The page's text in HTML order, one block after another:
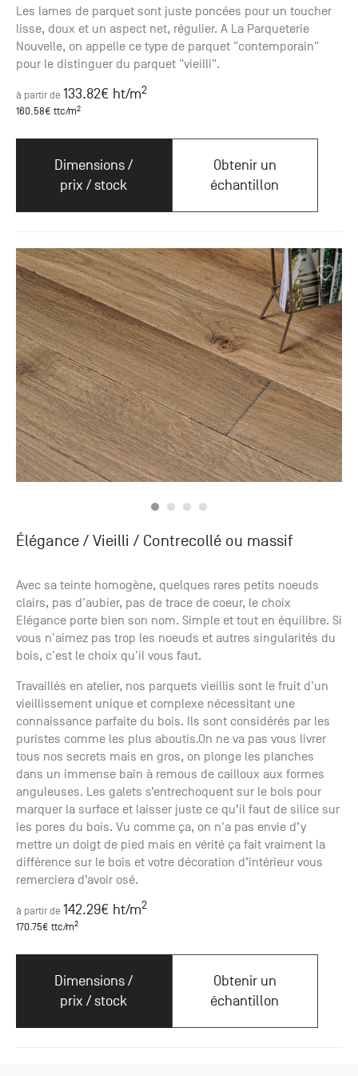
Les lames de parquet sont juste poncées pour un toucher
lisse, doux et un aspect net, régulier. A La Parqueterie
Nouvelle, on appelle ce type de parquet "contemporain"
pour le distinguer du parquet "vieilli".
à partir de 133.82€ ht/m2
160.58€ ttc/m2
Dimensions /
prix / stock
Obtenir un
échantillon
Élégance / Vieilli / Contrecollé ou massif
Avec sa teinte homogène, quelques rares petits noeuds
clairs, pas d'aubier, pas de trace de coeur, le choix
Elégance porte bien son nom. Simple et tout en équilibre. Si
vous n'aimez pas trop les noeuds et autres singularités du
bois, c'est le choix qu'il vous faut.
Travaillés en atelier, nos parquets vieillis sont le fruit d'un
vieillissement unique et complexe nécessitant une
connaissance parfaite du bois. Ils sont considérés par les
puristes comme les plus aboutis.On ne va pas vous livrer
tous nos secrets mais en gros, on plonge les planches
dans un immense bain à remous de cailloux aux formes
anguleuses. Les galets s’entrechoquent sur le bois pour
marquer la surface et laisser juste ce qu’il faut de silice sur
les pores du bois. Vu comme ça, on n'a pas envie d’y
mettre un doigt de pied mais en vérité ça fait vraiment la
différence sur le bois et votre décoration d’intérieur vous
remerciera d’avoir osé.
à partir de 142.29€ ht/m2
170.75€ ttc/m2
Dimensions /
prix / stock
Obtenir un
échantillon